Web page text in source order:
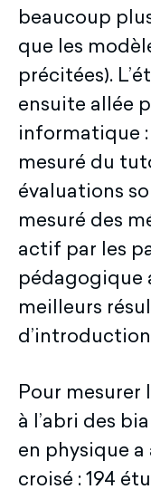
beaucoup
que les
précitées).
ensuite allée
informatique :
mesuré du
évaluations
mesuré des
actif par les
pédagogique
meilleurs
Pour mesurer
à l’abri des
en physique
croisé : 194